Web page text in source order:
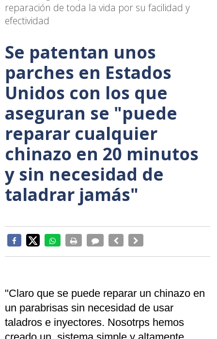
reparación de toda la vida por su facilidad y
efectividad
Se patentan unos
parches en Estados
Unidos con los que
aseguran se "puede
reparar cualquier
chinazo en 20 minutos
y sin necesidad de
taladrar jamás"
"Claro que se puede reparar un chinazo en
un parabrisas sin necesidad de usar
taladros e inyectores. Nosotrps hemos